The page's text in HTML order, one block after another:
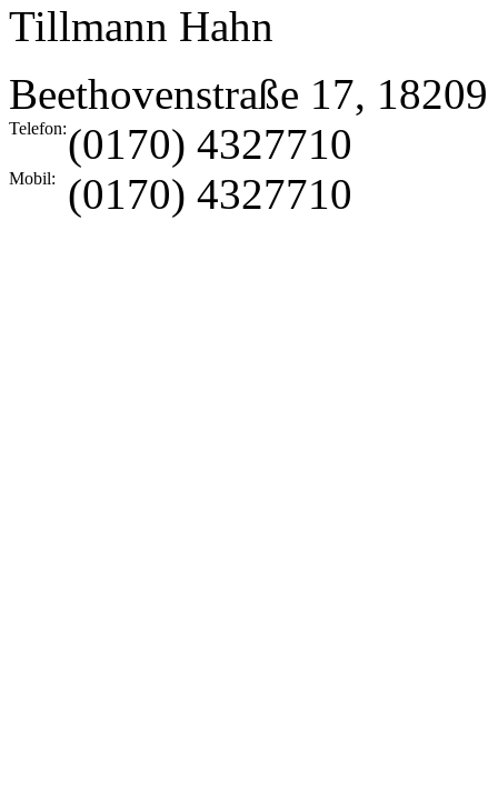
Tillmann Hahn
Beethovenstraße 17, 18209
Telefon:(0170) 4327710
Mobil: (0170) 4327710